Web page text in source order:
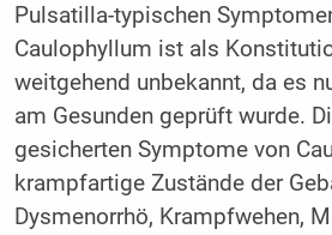
Pulsatilla-typischen
Caulophyllum ist als
weitgehend unbekannt, da es
am Gesunden geprüft wurde.
gesicherten Symptome von
krampfartige Zustände der
Dysmenorrhö, Krampfwehen,